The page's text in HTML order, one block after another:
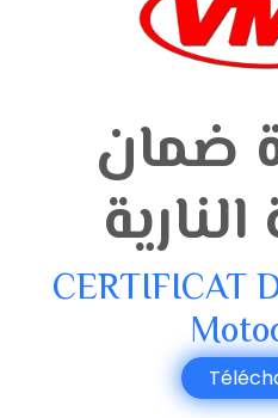
ضمان
CERTIFICAT